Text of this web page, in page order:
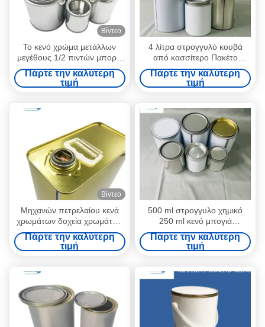
Βίντεο
Το κενό χρώμα μετάλλων
μεγέθους 1/2 πιντών μπορεί
με το καπάκι,
εμπορευματοκιβώτια
αποθήκευσης χρωμάτων για
Πάρτε την καλύτερη
τιμή
4 λίτρα στρογγυλό κουβά
από κασσίτερο Πακέτο
επίχρισμα ξύλου 1 γαλόνι
OEM κενές κονσέρβες βαφής
Πάρτε την καλύτερη
τιμή
Βίντεο
Μηχανών πετρελαίου κενά
χρωμάτων δοχεία χρωμάτων
κασσίτερων ορθογώνια κενά
1 γαλόνι με την κεφαλή
κοχλίου πίεσης
Πάρτε την καλύτερη
τιμή
500 ml στρογγυλο χημικό
250 ml κενό μπογιά
κονσέρβες 0,23 mm πάχος
Πάρτε την καλύτερη
τιμή